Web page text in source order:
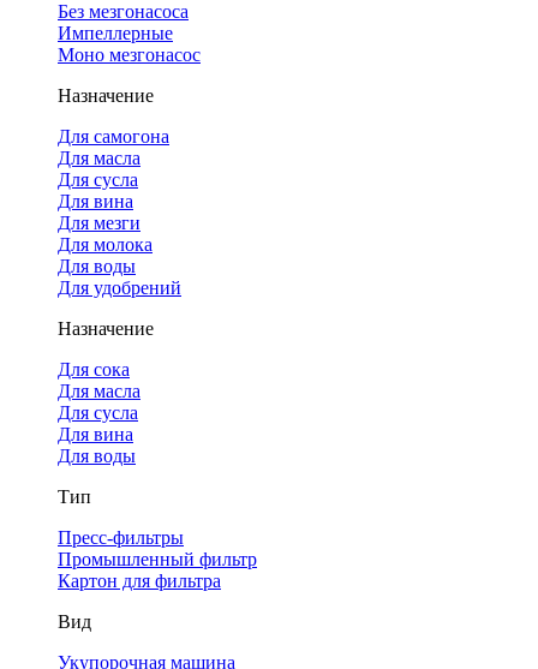
Без мезгонасоса
Импеллерные
Моно мезгонасос
Назначение
Для самогона
Для масла
Для сусла
Для вина
Для мезги
Для молока
Для воды
Для удобрений
Назначение
Для сока
Для масла
Для сусла
Для вина
Для воды
Тип
Пресс-фильтры
Промышленный фильтр
Картон для фильтра
Вид
Укупорочная машина